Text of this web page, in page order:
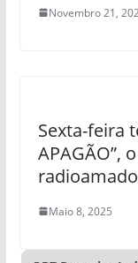
Novembro 21,
Sexta-feira
APAGÃO”,
Maio 8, 2025